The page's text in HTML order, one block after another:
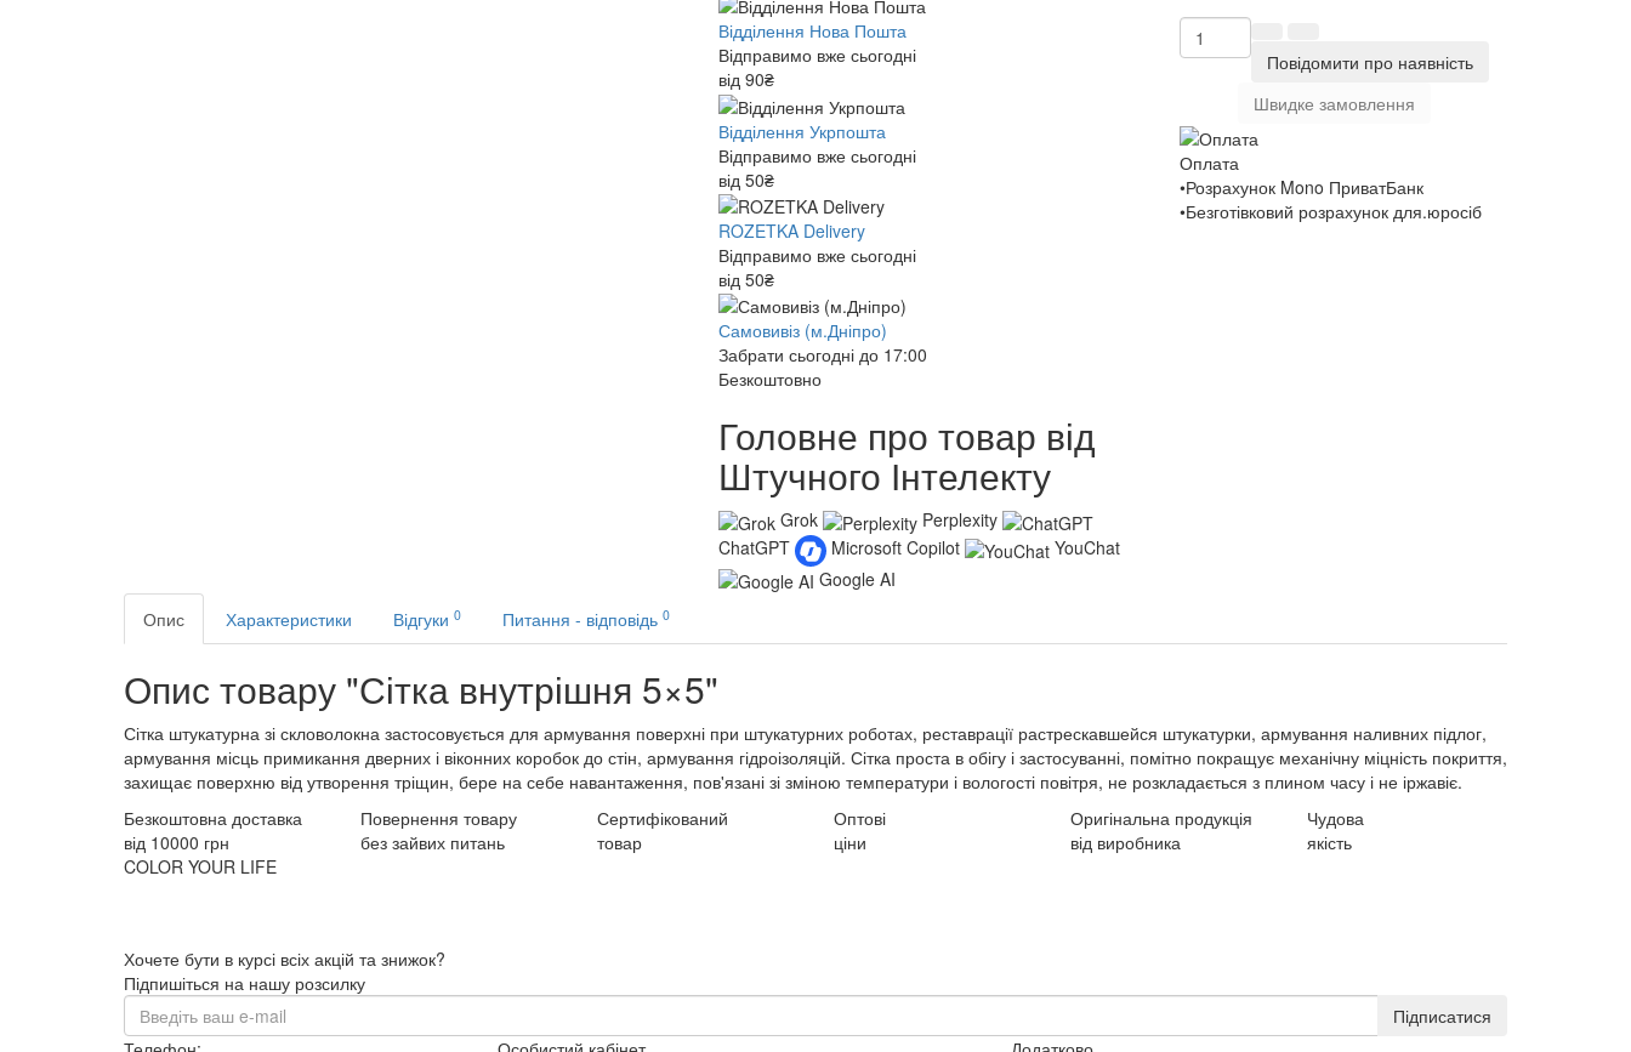
Відділення Нова Пошта
Відправимо вже сьогодні
від 90₴
Відділення Укрпошта
Відправимо вже сьогодні
від 50₴
ROZETKA Delivery
Відправимо вже сьогодні
від 50₴
Самовивіз (м.Дніпро)
Забрати сьогодні до 17:00
Безкоштовно
Головне про товар від
Штучного Інтелекту
Grok
Perplexity
ChatGPT
Microsoft Copilot
YouChat
Google AI
Повідомити про наявність
Швидке замовлення
Оплата
•Розрахунок Mono ПриватБанк
•Безготівковий розрахунок для.юросіб
Опис Характеристики Відгуки 0 Питання - відповідь 0
Опис товару "Сітка внутрішня 5×5"
Сітка штукатурна зі скловолокна застосовується для армування поверхні при штукатурних роботах, реставрації растрескавшейся штукатурки, армування наливних підлог,
армування місць примикання дверних і віконних коробок до стін, армування гідроізоляцій. Сітка проста в обігу і застосуванні, помітно покращує механічну міцність покриття,
захищає поверхню від утворення тріщин, бере на себе навантаження, пов'язані зі зміною температури і вологості повітря, не розкладається з плином часу і не іржавіє.
Безкоштовна доставка
від 10000 грн
Повернення товару
без зайвих питань
Сертифікований
товар
Оптові
ціни
Оригінальна продукція
від виробника
Чудова
якість
COLOR YOUR LIFE
Хочете бути в курсі всіх акцій та знижок?
Підпишіться на нашу розсилку
Підписатися